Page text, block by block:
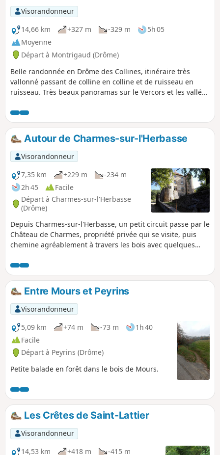
Visorandonneur
14,66 km
+327 m -329 m
5h 05
Moyenne
Départ à Montrigaud (Drôme)
Belle randonnée en Drôme des Collines, itinéraire très
vallonné passant de colline en colline et de ruisseau en
ruisseau. Très beaux panoramas sur le Vercors et les vallées
Autour de Charmes-sur-l'Herbasse
Visorandonneur
7,35 km
+229 m
-234 m
2h 45
Facile
Départ à Charmes-sur-l'Herbasse
(Drôme)
Depuis Charmes-sur-l'Herbasse, un petit circuit passe par le
Château de Charmes, propriété privée qui se visite, puis
chemine agréablement à travers les bois avec quelques
Entre Mours et Peyrins
Visorandonneur
5,09 km
+74 m -73 m
1h 40
Facile
Départ à Peyrins (Drôme)
Petite balade en forêt dans le bois de Mours.
Les Crêtes de Saint-Lattier
Visorandonneur
14,53 km
+418 m -415 m